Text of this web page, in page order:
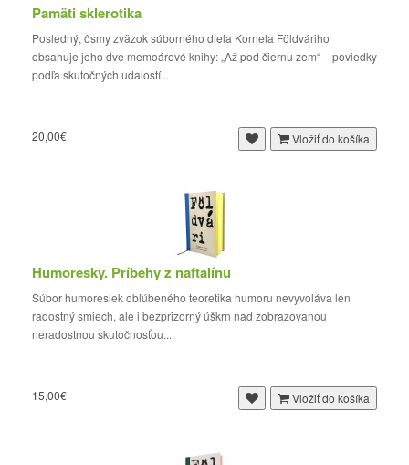
Pamäti sklerotika
Posledný, ôsmy zväzok súborného diela Kornela Földváriho
obsahuje jeho dve memoárové knihy: „Až pod čiernu zem“ – poviedky
podľa skutočných udalostí...
20,00€ Vložiť do košíka
Humoresky. Príbehy z naftalínu
Súbor humoresiek obľúbeného teoretika humoru nevyvoláva len
radostný smiech, ale i bezprizorný úškrn nad zobrazovanou
neradostnou skutočnosťou...
15,00€ Vložiť do košíka